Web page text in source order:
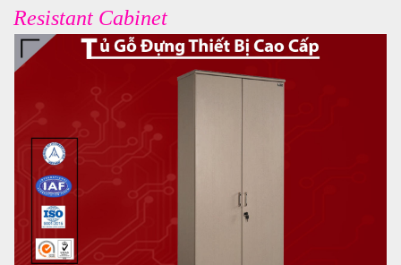
Resistant Cabinet